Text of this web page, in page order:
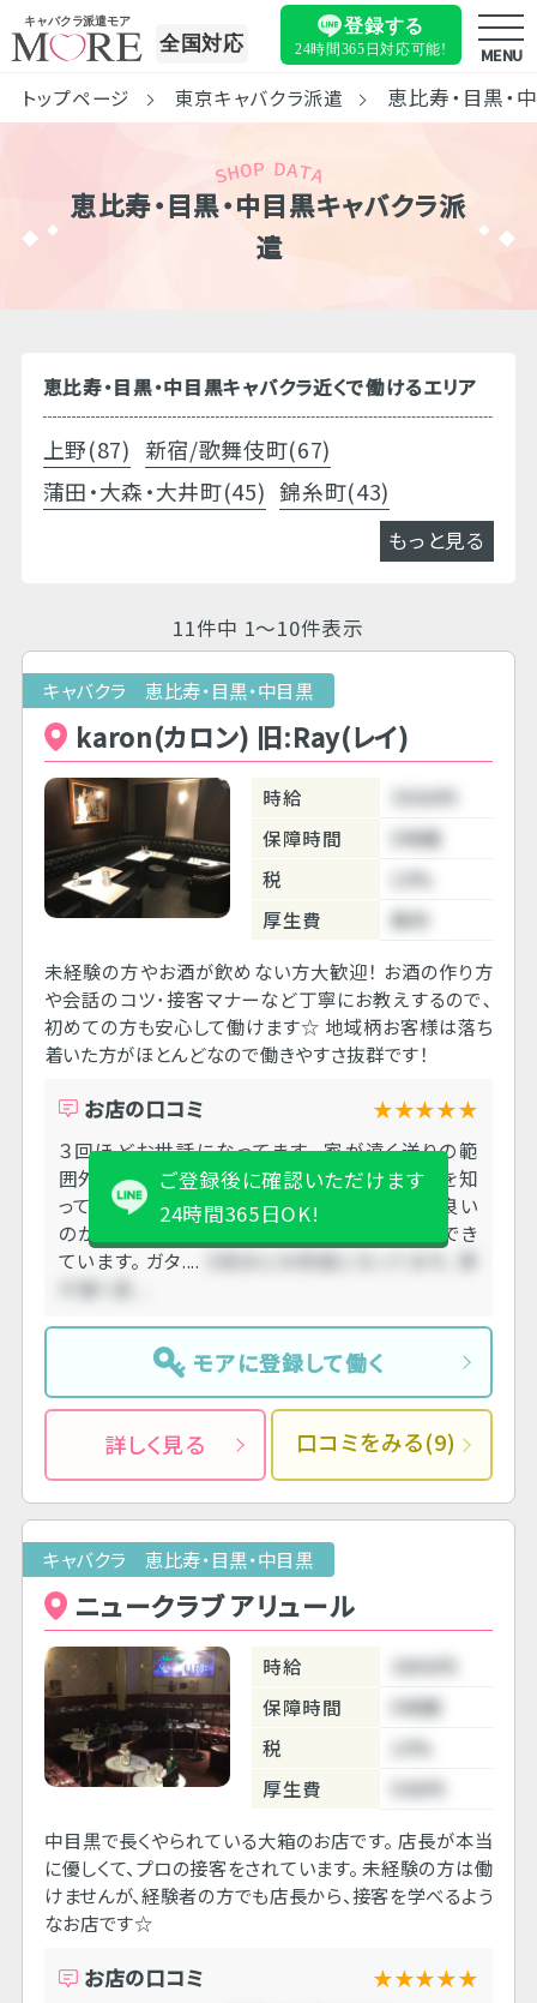
キャバクラ派遣モア
全国対応
登録する
24時間365日対応可能! MENU
トップページ 東京キャバクラ派遣 恵比寿・目黒・
恵比寿・目黒・中目黒キャバクラ派
遣
恵比寿・目黒・中目黒キャバクラ近くで働けるエリア
上野(87) 新宿/歌舞伎町(67)
蒲田・大森・大井町(45) 錦糸町(43)
もっと見る
11件中 1～10件表示
キャバクラ 恵比寿・目黒・中目黒
karon(カロン) 旧:Ray(レイ)
時給
3500円
保障時間
5時間
税
10%
厚生費
無料
未経験の方やお酒が飲めない方大歓迎！ お酒の作り方
や会話のコツ･接客マナーなど丁寧にお教えするので､
初めての方も安心して働けます☆ 地域柄お客様は落ち
着いた方がほとんどなので働きやすさ抜群です！
お店の口コミ ★★★★★
３回ほどお世話になってます。 家が遠く送りの範
囲外なので店外で始発待ちすることになるのを知
ってくださってるからか、もしくはタイミングが良い
のかわかりませんが、 毎回保証以上にお仕事でき
ています。 ガタ....
３回ほどお世話になってます。 家
が遠く送....
ご登録後に確認いただけます
24時間365日OK!
モアに登録して働く
詳しく見る 口コミをみる(9)
キャバクラ 恵比寿・目黒・中目黒
ニュークラブ アリュール
時給
3800円
保障時間
5時間
税
10%
厚生費
500円
中目黒で長くやられている大箱のお店です。 店長が本当
に優しくて、プロの接客をされています。 未経験の方は働
けませんが、経験者の方でも店長から、接客を学べるよう
なお店です☆
お店の口コミ ★★★★★